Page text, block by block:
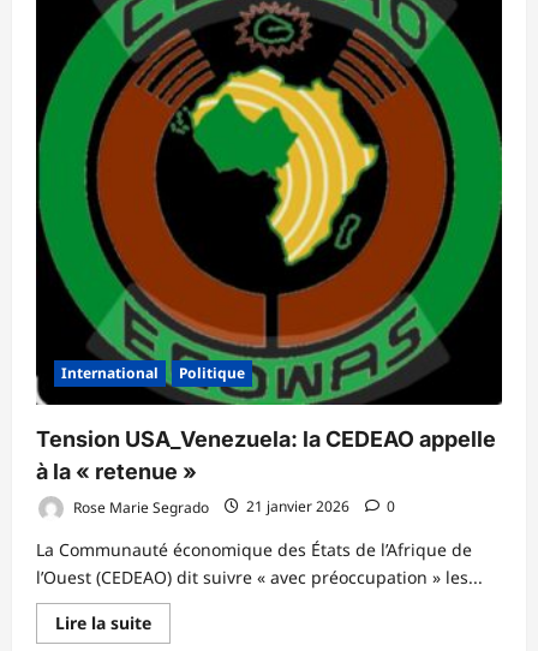
International Politique
Tension USA_Venezuela: la CEDEAO appelle
à la « retenue »
Rose Marie Segrado 21 janvier 2026 0
La Communauté économique des États de l’Afrique de
l’Ouest (CEDEAO) dit suivre « avec préoccupation » les...
Lire la suiteEn
savoir